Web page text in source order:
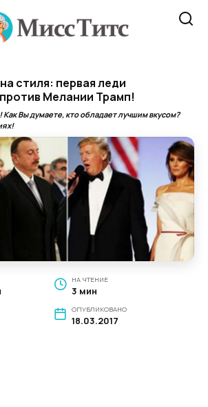
стиля: первая леди
Мелании Трамп!
Вы думаете, кто обладает лучшим вкусом?
НА ЧТЕНИЕ
3 мин
ОПУБЛИКОВАНО
18.03.2017